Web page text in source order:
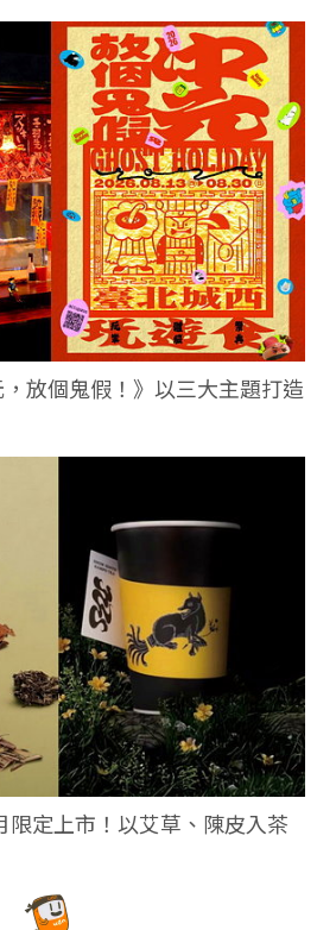
放個鬼假！》以三大主題打造
限定上市！以艾草、陳皮入茶